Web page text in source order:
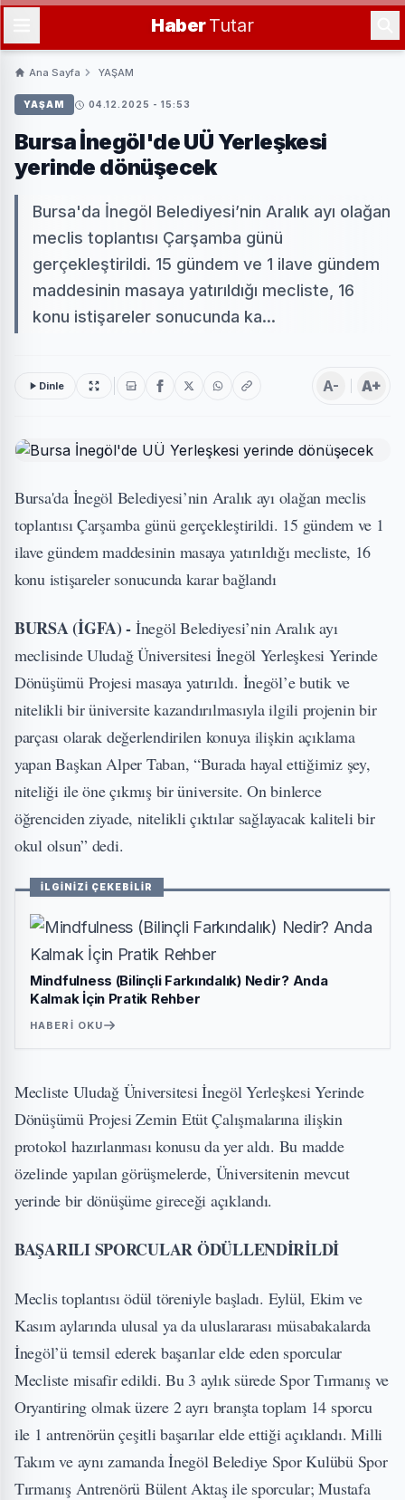
HaberTutar
Ana Sayfa YAŞAM
YAŞAM 04.12.2025 - 15:53
Bursa İnegöl'de UÜ Yerleşkesi
yerinde dönüşecek
Bursa'da İnegöl Belediyesi’nin Aralık ayı olağan
meclis toplantısı Çarşamba günü
gerçekleştirildi. 15 gündem ve 1 ilave gündem
maddesinin masaya yatırıldığı mecliste, 16
konu istişareler sonucunda ka...
Dinle A- A+
Bursa'da İnegöl Belediyesi’nin Aralık ayı olağan meclis
toplantısı Çarşamba günü gerçekleştirildi. 15 gündem ve 1
ilave gündem maddesinin masaya yatırıldığı mecliste, 16
konu istişareler sonucunda karar bağlandı
BURSA (İGFA) - İnegöl Belediyesi’nin Aralık ayı
meclisinde Uludağ Üniversitesi İnegöl Yerleşkesi Yerinde
Dönüşümü Projesi masaya yatırıldı. İnegöl’e butik ve
nitelikli bir üniversite kazandırılmasıyla ilgili projenin bir
parçası olarak değerlendirilen konuya ilişkin açıklama
yapan Başkan Alper Taban, “Burada hayal ettiğimiz şey,
niteliği ile öne çıkmış bir üniversite. On binlerce
öğrenciden ziyade, nitelikli çıktılar sağlayacak kaliteli bir
okul olsun” dedi.
İLGİNİZİ ÇEKEBİLİR
Mindfulness (Bilinçli Farkındalık) Nedir? Anda
Kalmak İçin Pratik Rehber
HABERI OKU
Mecliste Uludağ Üniversitesi İnegöl Yerleşkesi Yerinde
Dönüşümü Projesi Zemin Etüt Çalışmalarına ilişkin
protokol hazırlanması konusu da yer aldı. Bu madde
özelinde yapılan görüşmelerde, Üniversitenin mevcut
yerinde bir dönüşüme gireceği açıklandı.
BAŞARILI SPORCULAR ÖDÜLLENDİRİLDİ
Meclis toplantısı ödül töreniyle başladı. Eylül, Ekim ve
Kasım aylarında ulusal ya da uluslararası müsabakalarda
İnegöl’ü temsil ederek başarılar elde eden sporcular
Mecliste misafir edildi. Bu 3 aylık sürede Spor Tırmanış ve
Oryantiring olmak üzere 2 ayrı branşta toplam 14 sporcu
ile 1 antrenörün çeşitli başarılar elde ettiği açıklandı. Milli
Takım ve aynı zamanda İnegöl Belediye Spor Kulübü Spor
Tırmanış Antrenörü Bülent Aktaş ile sporcular; Mustafa